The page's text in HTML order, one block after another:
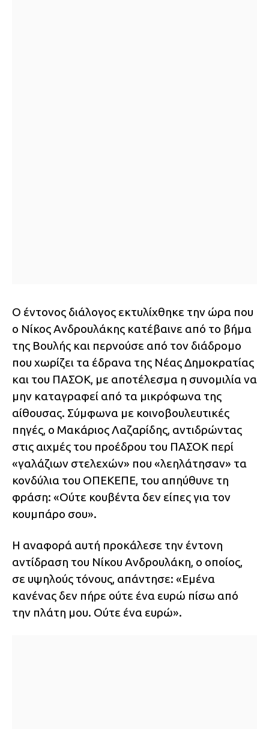
Ο έντονος διάλογος εκτυλίχθηκε την ώρα που
ο Νίκος Ανδρουλάκης κατέβαινε από το βήμα
της Βουλής και περνούσε από τον διάδρομο
που χωρίζει τα έδρανα της Νέας Δημοκρατίας
και του ΠΑΣΟΚ, με αποτέλεσμα η συνομιλία να
μην καταγραφεί από τα μικρόφωνα της
αίθουσας. Σύμφωνα με κοινοβουλευτικές
πηγές, ο Μακάριος Λαζαρίδης, αντιδρώντας
στις αιχμές του προέδρου του ΠΑΣΟΚ περί
«γαλάζιων στελεχών» που «λεηλάτησαν» τα
κονδύλια του ΟΠΕΚΕΠΕ, του απηύθυνε τη
φράση: «Ούτε κουβέντα δεν είπες για τον
κουμπάρο σου».
Η αναφορά αυτή προκάλεσε την έντονη
αντίδραση του Νίκου Ανδρουλάκη, ο οποίος,
σε υψηλούς τόνους, απάντησε: «Εμένα
κανένας δεν πήρε ούτε ένα ευρώ πίσω από
την πλάτη μου. Ούτε ένα ευρώ».